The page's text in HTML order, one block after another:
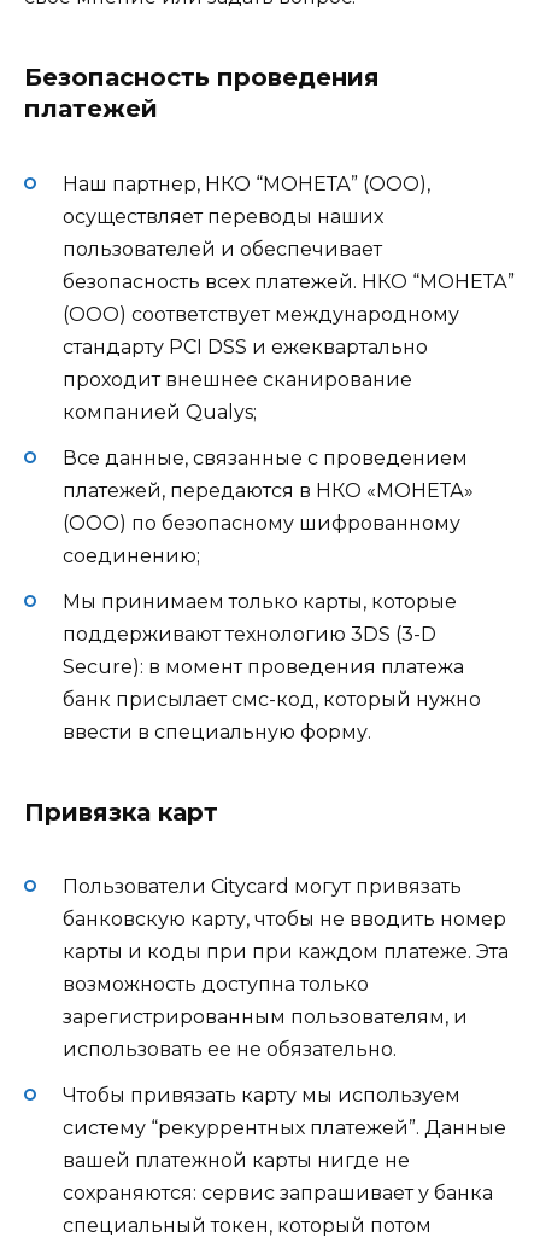
Безопасность проведения
платежей
Наш партнер, НКО “МОНЕТА” (ООО),
осуществляет переводы наших
пользователей и обеспечивает
безопасность всех платежей. НКО “МОНЕТА”
(ООО) соответствует международному
стандарту PCI DSS и ежеквартально
проходит внешнее сканирование
компанией Qualys;
Все данные, связанные с проведением
платежей, передаются в НКО «МОНЕТА»
(ООО) по безопасному шифрованному
соединению;
Мы принимаем только карты, которые
поддерживают технологию 3DS (3-D
Secure): в момент проведения платежа
банк присылает смс-код, который нужно
ввести в специальную форму.
Привязка карт
Пользователи Citycard могут привязать
банковскую карту, чтобы не вводить номер
карты и коды при при каждом платеже. Эта
возможность доступна только
зарегистрированным пользователям, и
использовать ее не обязательно.
Чтобы привязать карту мы используем
систему “рекуррентных платежей”. Данные
вашей платежной карты нигде не
сохраняются: сервис запрашивает у банка
специальный токен, который потом